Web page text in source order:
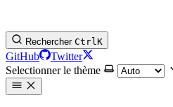
Rechercher CtrlK
GitHub
Twitter
Selectionner le thème